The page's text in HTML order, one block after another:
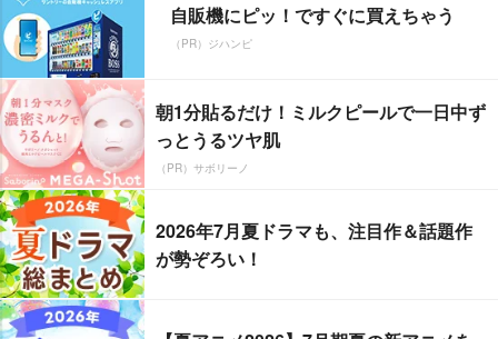
自販機にピッ！ですぐに買えちゃう
（PR）ジハンピ
朝1分貼るだけ！ミルクピールで一日中ず
っとうるツヤ肌
（PR）サボリーノ
2026年7月夏ドラマも、注目作＆話題作
が勢ぞろい！